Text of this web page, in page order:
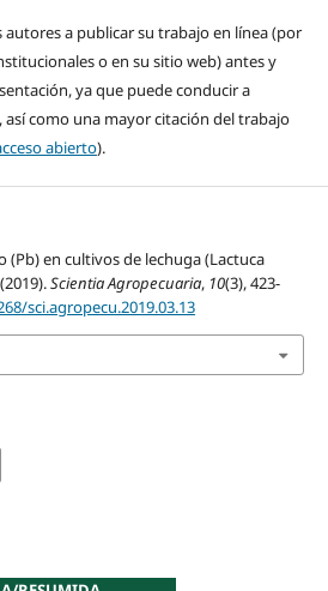
autores a publicar su trabajo en línea (por
o en su sitio web) antes y
ya que puede conducir a
como una mayor citación del trabajo
abierto).
(Pb) en cultivos de lechuga (Lactuca
Scientia Agropecuaria, 10(3), 423-
sci.agropecu.2019.03.13